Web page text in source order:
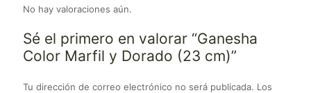
No hay valoraciones aún.
Sé el primero en valorar “Ganesha
Color Marfil y Dorado (23 cm)”
Tu dirección de correo electrónico no será publicada. Los